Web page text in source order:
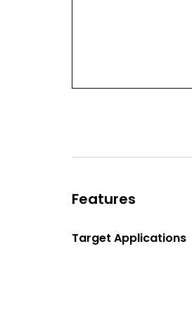
Features
Target Applications